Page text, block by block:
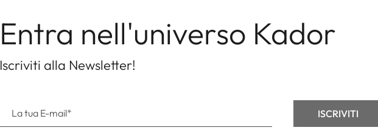
Entra nell'universo Kador
Iscriviti alla Newsletter!